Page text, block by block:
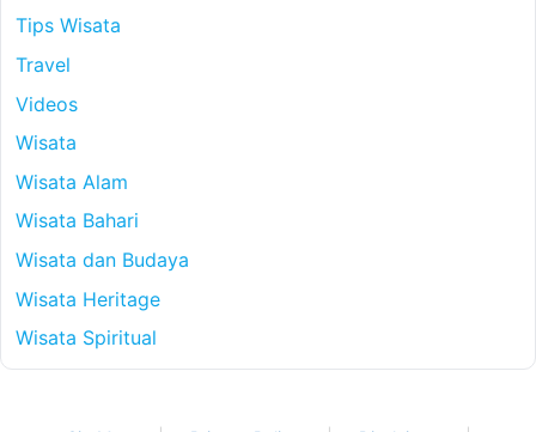
Tips Wisata
Travel
Videos
Wisata
Wisata Alam
Wisata Bahari
Wisata dan Budaya
Wisata Heritage
Wisata Spiritual